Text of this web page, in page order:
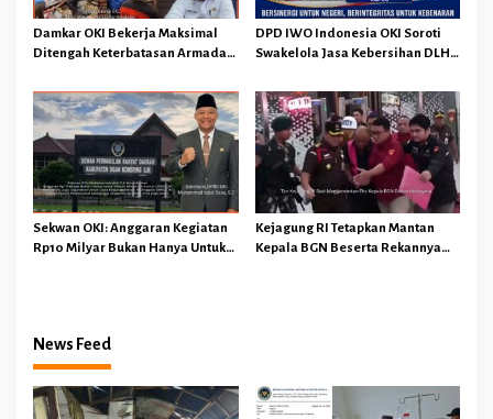
Damkar OKI Bekerja Maksimal
Ditengah Keterbatasan Armada
Jauh Dari Harapan
DPD IWO Indonesia OKI Soroti
Swakelola Jasa Kebersihan DLH
Sekwan OKI: Anggaran Kegiatan
Rp10 Milyar Bukan Hanya Untuk
Kejagung RI Tetapkan Mantan
Kepala BGN Beserta Rekannya
News Feed